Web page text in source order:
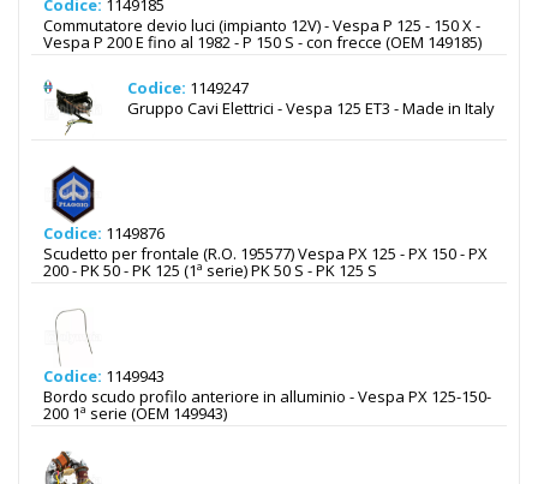
Codice: 1149185
Commutatore devio luci (impianto 12V) - Vespa P 125 - 150 X -
Vespa P 200 E fino al 1982 - P 150 S - con frecce (OEM 149185)
Codice: 1149247
Gruppo Cavi Elettrici - Vespa 125 ET3 - Made in Italy
Codice: 1149876
Scudetto per frontale (R.O. 195577) Vespa PX 125 - PX 150 - PX
200 - PK 50 - PK 125 (1ª serie) PK 50 S - PK 125 S
Codice: 1149943
Bordo scudo profilo anteriore in alluminio - Vespa PX 125-150-
200 1ª serie (OEM 149943)